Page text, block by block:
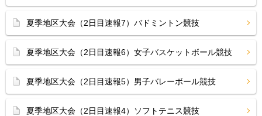
夏季地区大会（2日目速報7）バドミントン競技
夏季地区大会（2日目速報6）女子バスケットボール競技
夏季地区大会（2日目速報5）男子バレーボール競技
夏季地区大会（2日目速報4）ソフトテニス競技